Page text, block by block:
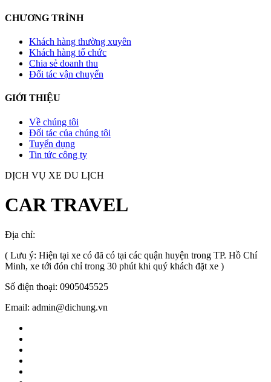
CHƯƠNG TRÌNH
Khách hàng thường xuyên
Khách hàng tổ chức
Chia sẻ doanh thu
Đối tác vận chuyển
GIỚI THIỆU
Về chúng tôi
Đối tác của chúng tôi
Tuyển dụng
Tin tức công ty
DỊCH VỤ XE DU LỊCH
CAR TRAVEL
Địa chỉ:
( Lưu ý: Hiện tại xe có đã có tại các quận huyện trong TP. Hồ Chí
Minh, xe tới đón chỉ trong 30 phút khi quý khách đặt xe )
Số điện thoại: 0905045525
Email: admin@dichung.vn